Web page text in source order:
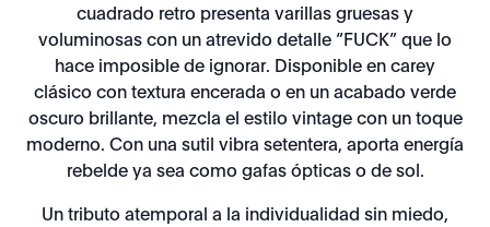
cuadrado retro presenta varillas gruesas y
voluminosas con un atrevido detalle “FUCK” que lo
hace imposible de ignorar. Disponible en carey
clásico con textura encerada o en un acabado verde
oscuro brillante, mezcla el estilo vintage con un toque
moderno. Con una sutil vibra setentera, aporta energía
rebelde ya sea como gafas ópticas o de sol.
Un tributo atemporal a la individualidad sin miedo,